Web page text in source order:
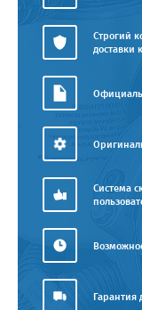
Строгий
доставки
Система
Гарантия